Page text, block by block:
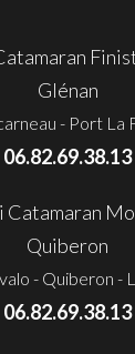
Glénan
- Port La
06.82.69.38.13
Catamaran
Quiberon
- Quiberon -
06.82.69.38.13